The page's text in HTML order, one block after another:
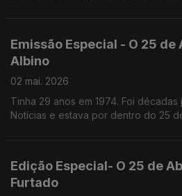
Emissão Especial - O 25 de
Albino
02 mai. 2026
Tinha 29 anos em 1974. Foi
Notícias e estava por dentro do 25
Edição Especial- O 25 de
Furtado